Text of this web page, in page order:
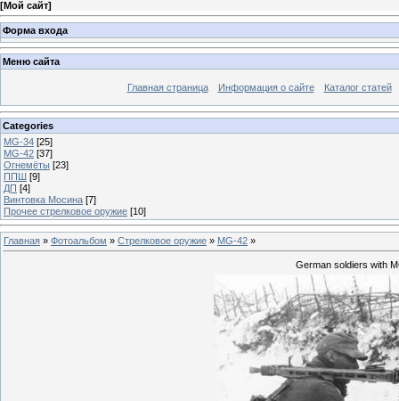
[Мой сайт]
Форма входа
Меню сайта
Главная страница Информация о сайте Каталог статей
Categories
MG-34 [25]
MG-42 [37]
Огнемёты [23]
ППШ [9]
ДП [4]
Винтовка Мосина [7]
Прочее стрелковое оружие [10]
Главная » Фотоальбом » Стрелковое оружие » MG-42 »
German soldiers with